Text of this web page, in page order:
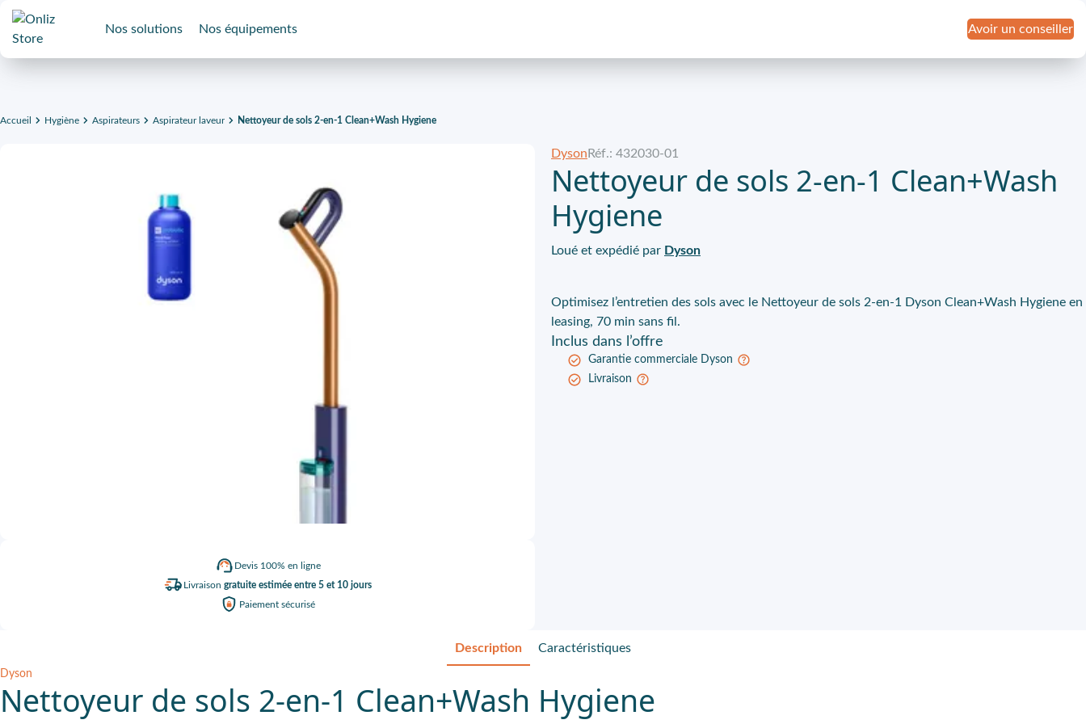
Nos solutions Nos équipements Avoir un conseiller
Accueil Hygiène Aspirateurs Aspirateur laveur Nettoyeur de sols 2-en-1 Clean+Wash Hygiene
Devis 100% en ligne
Livraison gratuite estimée entre 5 et 10 jours
Paiement sécurisé
Dyson Réf.: 432030-01
Nettoyeur de sols 2-en-1 Clean+Wash
Hygiene
Loué et expédié par Dyson
Optimisez l’entretien des sols avec le Nettoyeur de sols 2-en-1 Dyson Clean+Wash Hygiene en
leasing, 70 min sans fil.
Inclus dans l’offre
Garantie commerciale Dyson
Livraison
Description Caractéristiques
Dyson
Nettoyeur de sols 2-en-1 Clean+Wash Hygiene